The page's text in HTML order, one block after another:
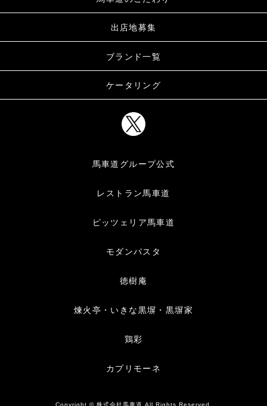
出店地募集
ブランド一覧
ケータリング
馬車道グループ公式
レストラン馬車道
ピッツェリア馬車道
モダンパスタ
徳樹庵
煉火亭・いきな黒塀・黒塀家
鶏彩
カプリモーネ